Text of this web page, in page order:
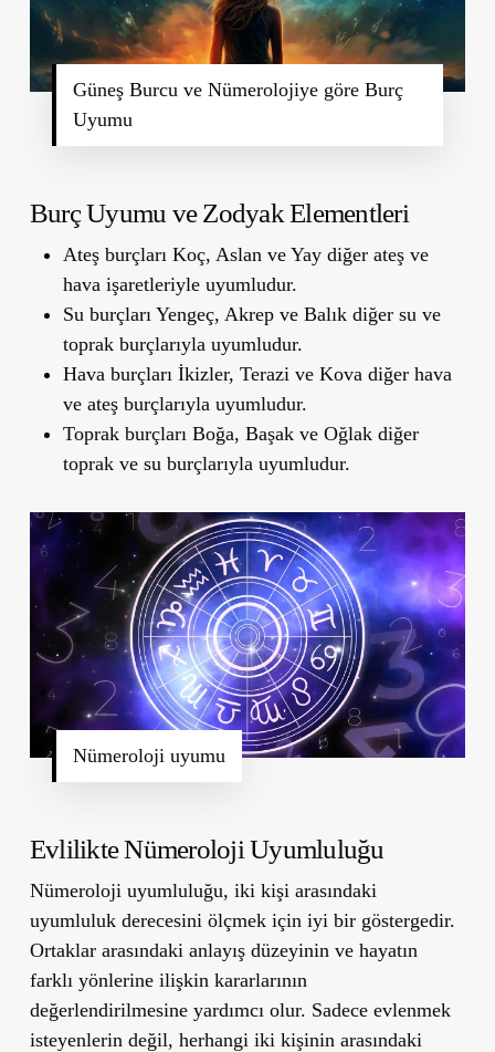
Güneş Burcu ve Nümerolojiye göre Burç
Uyumu
Burç Uyumu ve Zodyak Elementleri
Ateş burçları Koç, Aslan ve Yay diğer ateş ve
hava işaretleriyle uyumludur.
Su burçları Yengeç, Akrep ve Balık diğer su ve
toprak burçlarıyla uyumludur.
Hava burçları İkizler, Terazi ve Kova diğer hava
ve ateş burçlarıyla uyumludur.
Toprak burçları Boğa, Başak ve Oğlak diğer
toprak ve su burçlarıyla uyumludur.
Nümeroloji uyumu
Evlilikte Nümeroloji Uyumluluğu
Nümeroloji uyumluluğu, iki kişi arasındaki
uyumluluk derecesini ölçmek için iyi bir göstergedir.
Ortaklar arasındaki anlayış düzeyinin ve hayatın
farklı yönlerine ilişkin kararlarının
değerlendirilmesine yardımcı olur. Sadece evlenmek
isteyenlerin değil, herhangi iki kişinin arasındaki